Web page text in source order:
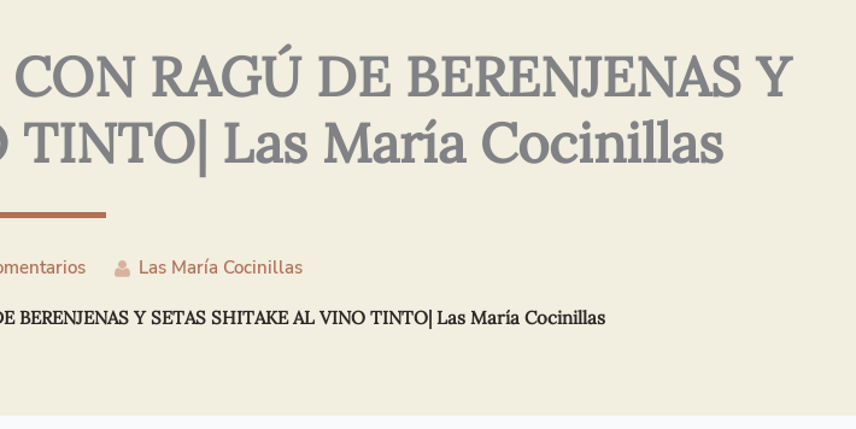
RAGÚ DE BERENJENAS Y
TINTO| Las María Cocinillas
Las María Cocinillas
BERENJENAS Y SETAS SHITAKE AL VINO TINTO| Las María Cocinillas